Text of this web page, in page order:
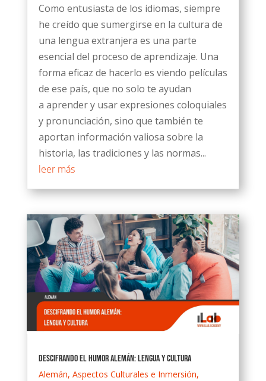
Como entusiasta de los idiomas, siempre
he creído que sumergirse en la cultura de
una lengua extranjera es una parte
esencial del proceso de aprendizaje. Una
forma eficaz de hacerlo es viendo películas
de ese país, que no solo te ayudan
a aprender y usar expresiones coloquiales
y pronunciación, sino que también te
aportan información valiosa sobre la
historia, las tradiciones y las normas...
leer más
Descifrando el Humor Alemán: Lengua y Cultura
Alemán, Aspectos Culturales e Inmersión,